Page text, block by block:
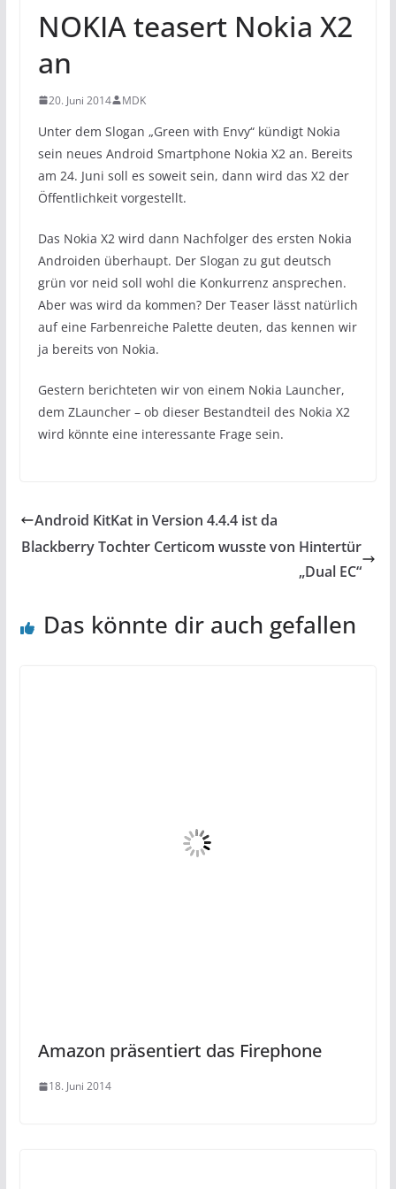
NOKIA teasert Nokia X2
an
20. Juni 2014 MDK
Unter dem Slogan „Green with Envy“ kündigt Nokia
sein neues Android Smartphone Nokia X2 an. Bereits
am 24. Juni soll es soweit sein, dann wird das X2 der
Öffentlichkeit vorgestellt.
Das Nokia X2 wird dann Nachfolger des ersten Nokia
Androiden überhaupt. Der Slogan zu gut deutsch
grün vor neid soll wohl die Konkurrenz ansprechen.
Aber was wird da kommen? Der Teaser lässt natürlich
auf eine Farbenreiche Palette deuten, das kennen wir
ja bereits von Nokia.
Gestern berichteten wir von einem Nokia Launcher,
dem ZLauncher – ob dieser Bestandteil des Nokia X2
wird könnte eine interessante Frage sein.
Android KitKat in Version 4.4.4 ist da
Blackberry Tochter Certicom wusste von Hintertür
„Dual EC“
Das könnte dir auch gefallen
Amazon präsentiert das Firephone
18. Juni 2014